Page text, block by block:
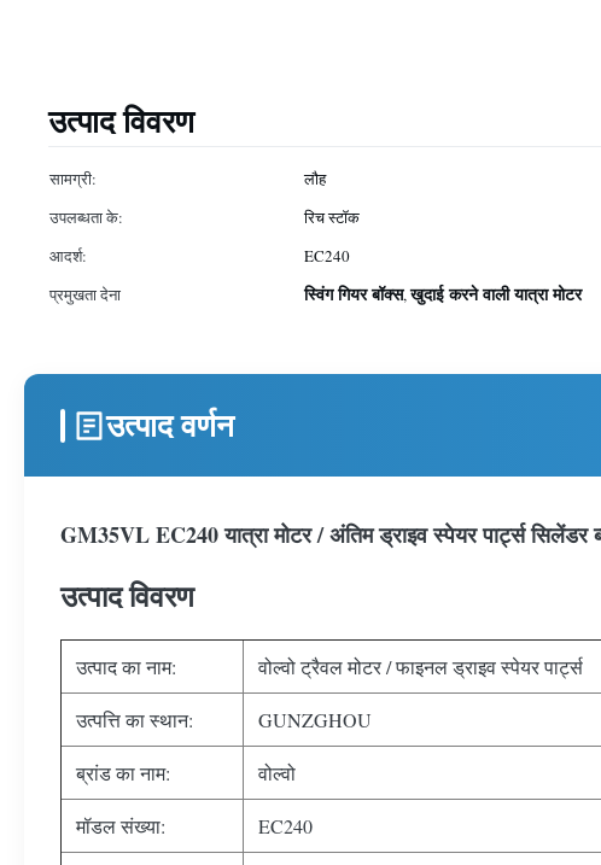
उत्पाद विवरण
सामग्री: लौह
उपलब्धता के:
रिच स्टॉक
आदर्श:
EC240
प्रमुखता देना
स्विंग गियर बॉक्स,खुदाई करने वाली यात्रा मोटर
उत्पाद वर्णन
GM35VL EC240 यात्रा मोटर / अंतिम ड्राइव स्पेयर पार्ट्स सिलेंडर
उत्पाद विवरण
उत्पाद का नाम: वोल्वो ट्रैवल मोटर / फाइनल ड्राइव स्पेयर पार्ट्स
उत्पत्ति का स्थान: GUNZGHOU
ब्रांड का नाम: वोल्वो
मॉडल संख्या: EC240